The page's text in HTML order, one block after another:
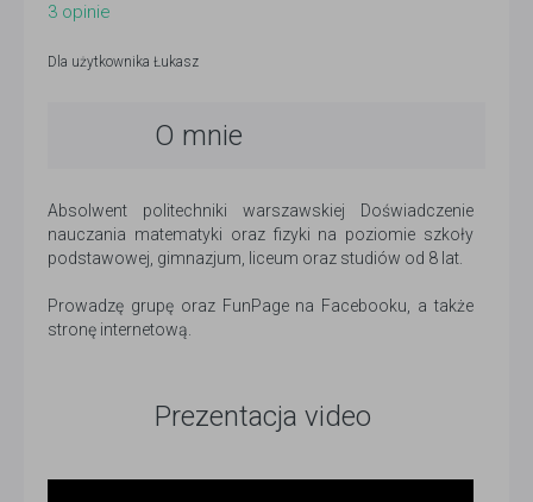
3 opinie
Dla użytkownika Łukasz
O mnie
Absolwent politechniki warszawskiej Doświadczenie
nauczania matematyki oraz fizyki na poziomie szkoły
podstawowej, gimnazjum, liceum oraz studiów od 8 lat.
Prowadzę grupę oraz FunPage na Facebooku, a także
stronę internetową.
Prezentacja video